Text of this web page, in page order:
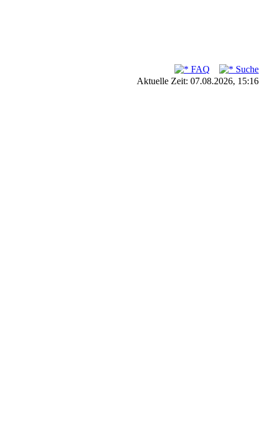
FAQ
Suche
Aktuelle Zeit: 07.08.2026, 15:16